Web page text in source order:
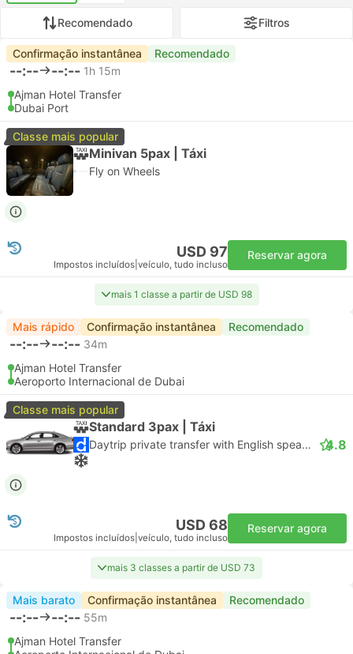
Recomendado Filtros
Confirmação instantânea Recomendado
--:-- --:-- 1h 15m
Ajman Hotel Transfer
Dubai Port
Classe mais popular
Minivan 5pax | Táxi
Fly on Wheels
USD 97
Impostos incluídos veículo, tudo incluso
Reservar agora
mais 1 classe a partir de USD 98
Mais rápido Confirmação instantânea Recomendado
--:-- --:-- 34m
Ajman Hotel Transfer
Aeroporto Internacional de Dubai
Classe mais popular
Standard 3pax | Táxi
Daytrip private transfer with English speaking driver 4.8
USD 68
Impostos incluídos veículo, tudo incluso
Reservar agora
mais 3 classes a partir de USD 73
Mais barato Confirmação instantânea Recomendado
--:-- --:-- 55m
Ajman Hotel Transfer